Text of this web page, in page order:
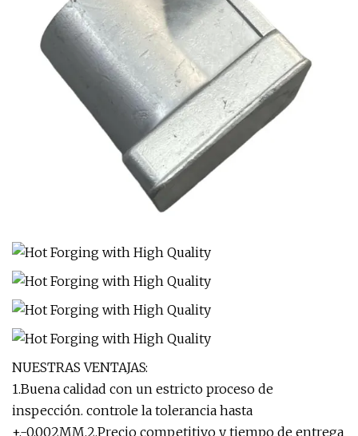
NUESTRAS VENTAJAS:
1.Buena calidad con un estricto proceso de
inspección. controle la tolerancia hasta
+,-0.002MM.2.Precio competitivo y tiempo de entrega